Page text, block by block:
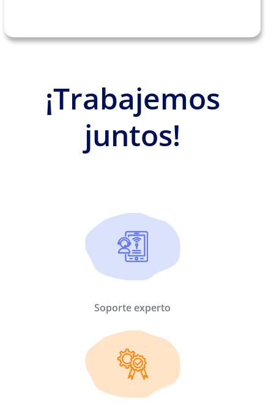
¡Trabajemos
juntos!
Soporte experto